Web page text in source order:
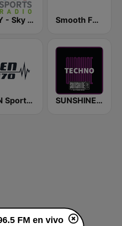
2KY - Sky Sports Radio Smooth FM 95.3 Sydney
SEN Sports 1170 Sydney SUNSHINE LIVE - Techno
FM en vivo